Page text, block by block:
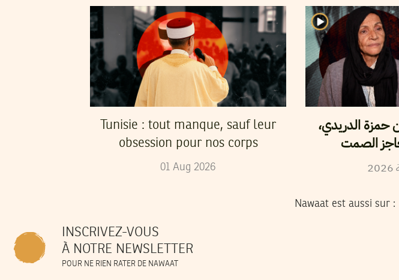
Tunisie : tout manque, sauf leur
obsession pour nos corps
01 Aug 2026
الدريدي،
الصمت
2026
Nawaat est aussi sur :
INSCRIVEZ-VOUS
À NOTRE NEWSLETTER
POUR NE RIEN RATER DE NAWAAT